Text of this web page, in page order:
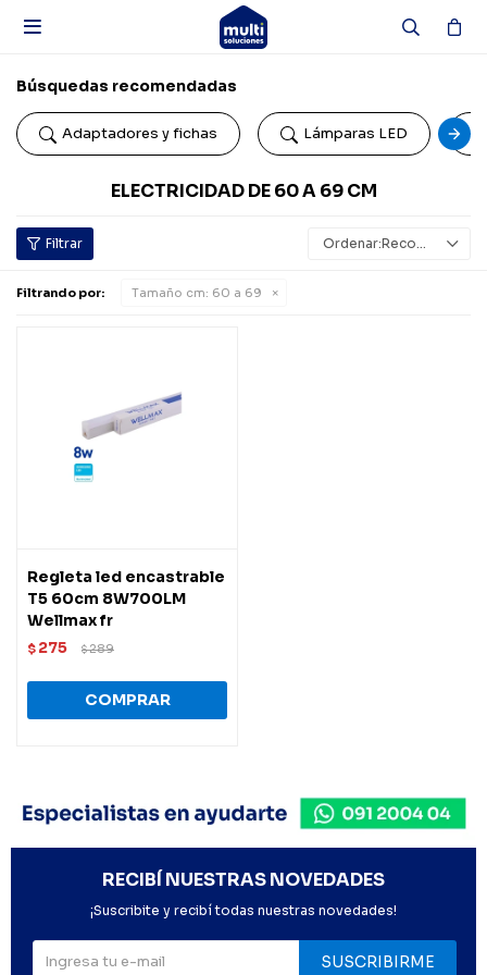

Búsquedas recomendadas
Adaptadores y fichas Lámparas LED
ELECTRICIDAD DE 60 A 69 CM
Recomendados
Filtrando por: Tamaño cm: 60 a 69
Regleta led encastrable
T5 60cm 8W700LM
Wellmax fr
$ 275 $289
RECIBÍ NUESTRAS NOVEDADES
¡Suscribite y recibí todas nuestras novedades!
SUSCRIBIRME